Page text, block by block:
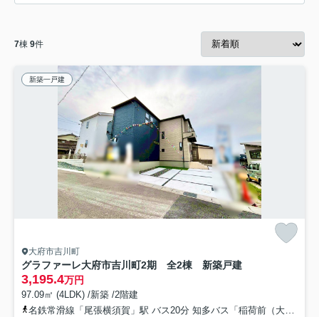
7棟 9件
新築一戸建
大府市吉川町
グラファーレ大府市吉川町2期 全2棟 新築戸建
3,195.4万円
97.09㎡ (4LDK) /新築 /2階建
名鉄常滑線「尾張横須賀」駅 バス20分 知多バス「稲荷前（大府市）」 停歩3分